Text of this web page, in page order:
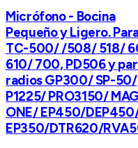
Micrófono - Bocina
Pequeño y Ligero.
TC-500/ /508/ 518/
610/ 700, PD506 y
radios GP300/ SP-50/
P1225/ PRO3150/ MAG
ONE/ EP450/
EP350/DTR620/